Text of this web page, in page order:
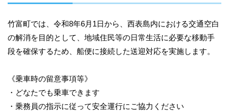
竹富町では、令和8年6月1日から、西表島内における交通空白
の解消を目的として、地域住民等の日常生活に必要な移動手
段を確保するため、船便に接続した送迎対応を実施します。
《乗車時の留意事項等》
・どなたでも乗車できます
・乗務員の指示に従って安全運行にご協力ください